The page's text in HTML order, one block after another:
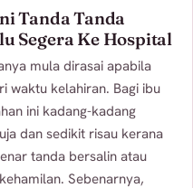
Tanda Tanda
Segera Ke Hospital
mula dirasai apabila
waktu kelahiran. Bagi ibu
ini kadang-kadang
dan sedikit risau kerana
tanda bersalin atau
Sebenarnya,